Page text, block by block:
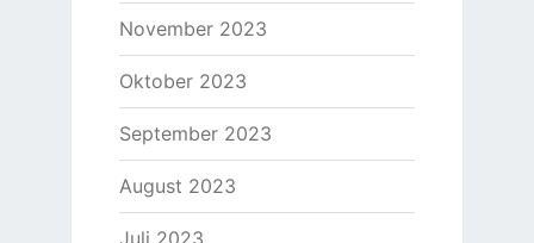
November 2023
Oktober 2023
September 2023
August 2023
Juli 2023